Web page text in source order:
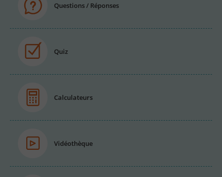
Questions / Réponses
Quiz
Calculateurs
Vidéothèque